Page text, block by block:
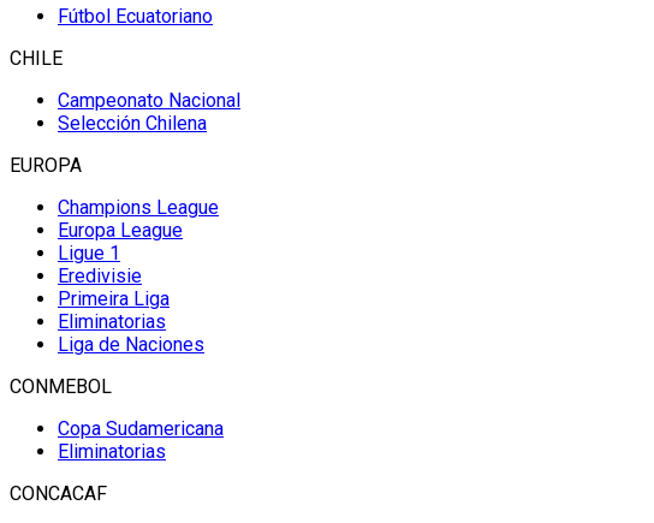
Fútbol Ecuatoriano
CHILE
Campeonato Nacional
Selección Chilena
EUROPA
Champions League
Europa League
Ligue 1
Eredivisie
Primeira Liga
Eliminatorias
Liga de Naciones
CONMEBOL
Copa Sudamericana
Eliminatorias
CONCACAF